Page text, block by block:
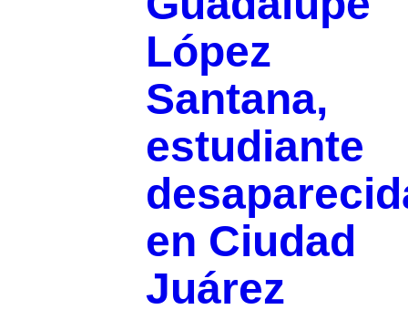
López
Santana,
estudiante
en Ciudad
Juárez